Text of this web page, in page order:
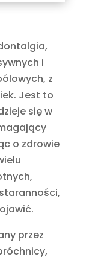
i
z
Jest to
się w
o zdrowie
przez